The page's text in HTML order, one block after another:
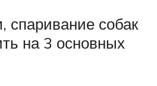
спаривание собак
на 3 основных